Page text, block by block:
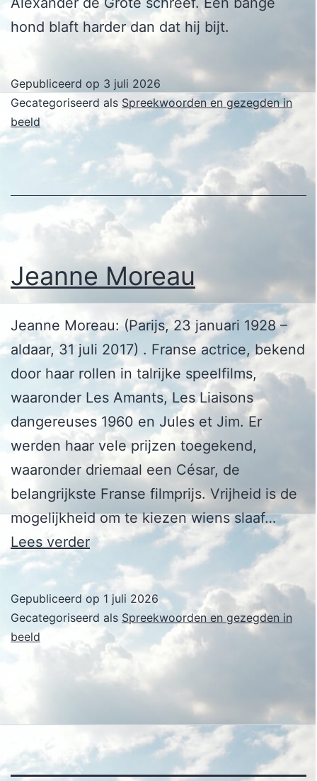
hond blaft harder dan dat hij bijt.
Gepubliceerd op 3 juli 2026
Gecategoriseerd als Spreekwoorden en gezegden in
beeld
Jeanne Moreau
Jeanne Moreau: (Parijs, 23 januari 1928 –
aldaar, 31 juli 2017) . Franse actrice, bekend
door haar rollen in talrijke speelfilms,
waaronder Les Amants, Les Liaisons
dangereuses 1960 en Jules et Jim. Er
werden haar vele prijzen toegekend,
waaronder driemaal een César, de
belangrijkste Franse filmprijs. Vrijheid is de
mogelijkheid om te kiezen wiens slaaf…
Lees verderJeanne
Moreau
Gepubliceerd op 1 juli 2026
Gecategoriseerd als Spreekwoorden en gezegden in
beeld